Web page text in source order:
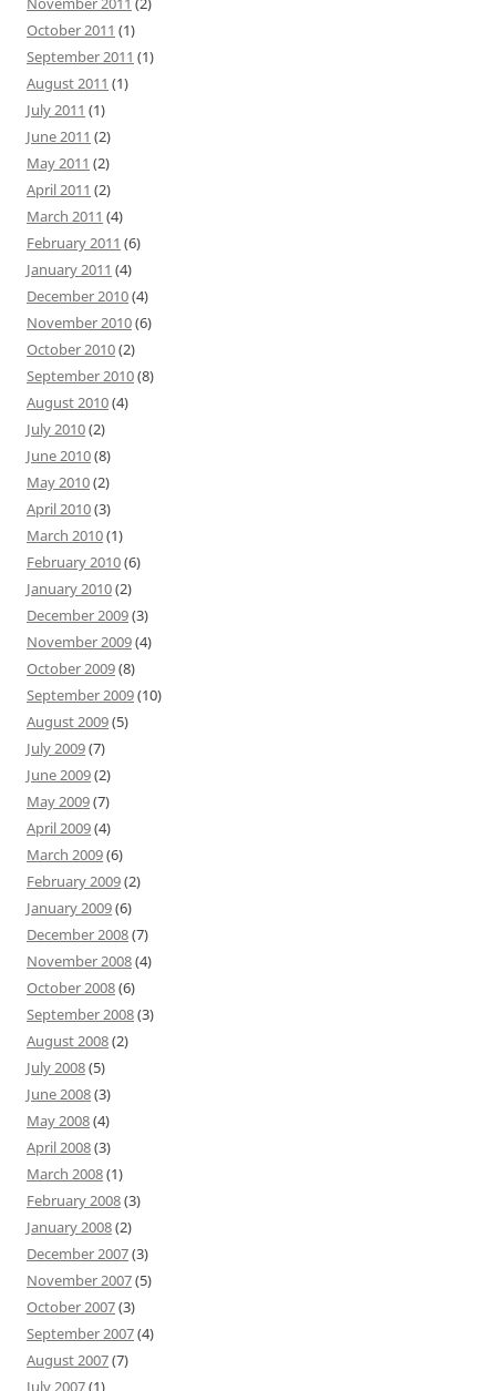
October 2011 (1)
September 2011 (1)
August 2011 (1)
July 2011 (1)
June 2011 (2)
May 2011 (2)
April 2011 (2)
March 2011 (4)
February 2011 (6)
January 2011 (4)
December 2010(4)
November 2010(6)
October 2010(2)
September 2010(8)
August 2010(4)
July 2010(2)
June 2010(8)
May 2010(2)
April 2010(3)
March 2010(1)
February 2010(6)
January 2010(2)
December 2009(3)
November 2009(4)
October 2009(8)
September 2009(10)
August 2009(5)
July 2009(7)
June 2009(2)
May 2009(7)
April 2009(4)
March 2009(6)
February 2009(2)
January 2009(6)
December 2008(7)
November 2008(4)
October 2008(6)
September 2008(3)
August 2008(2)
July 2008(5)
June 2008(3)
May 2008(4)
April 2008(3)
March 2008(1)
February 2008(3)
January 2008(2)
December 2007(3)
November 2007(5)
October 2007(3)
September 2007(4)
August 2007(7)
July 2007(1)